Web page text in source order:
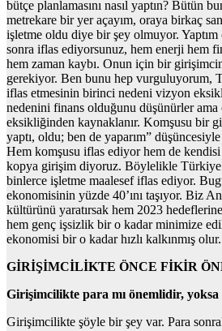
bütçe planlamasını nasıl yaptın? Bütün
metrekare bir yer açayım, oraya birkaç
işletme oldu diye bir şey olmuyor.
sonra iflas ediyorsunuz, hem enerji hem
hem zaman kaybı. Onun için bir
gerekiyor. Ben bunu hep vurguluyorum,
iflas etmesinin birinci nedeni vizyon
nedenini finans olduğunu düşünürler
eksikliğinden kaynaklanır. Komşusu bir
yaptı, oldu; ben de yaparım”
Hem komşusu iflas ediyor hem de
kopya girişim diyoruz. Böylelikle
binlerce işletme maalesef iflas ediyor.
ekonomisinin yüzde 40’ını taşıyor. Biz
kültürünü yaratırsak hem 2023
hem genç işsizlik bir o kadar minimize
ekonomisi bir o kadar hızlı kalkınmış olur.
GİRİŞİMCİLİKTE ÖNCE FİKİR
Girişimcilikte para mı önemlidir,
Girişimcilikte şöyle bir şey var. Para